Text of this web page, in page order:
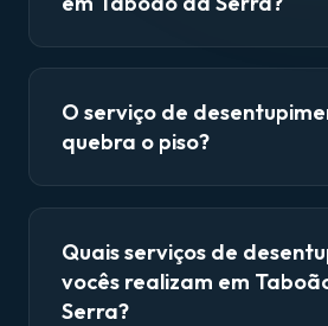
O serviço de
quebra o piso?
Quais serviços de
vocês realizam em
Serra?